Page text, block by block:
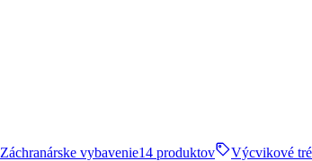
Záchranárske vybavenie14 produktov Výcvikové